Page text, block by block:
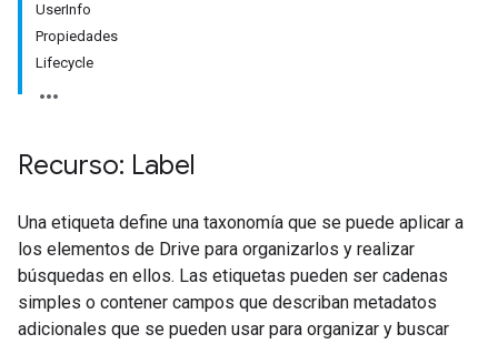
UserInfo
Propiedades
Lifecycle
Recurso: Label
Una etiqueta define una taxonomía que se puede aplicar a
los elementos de Drive para organizarlos y realizar
búsquedas en ellos. Las etiquetas pueden ser cadenas
simples o contener campos que describan metadatos
adicionales que se pueden usar para organizar y buscar